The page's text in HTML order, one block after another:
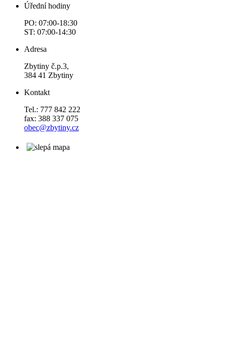
Úřední hodiny
PO: 07:00-18:30
ST: 07:00-14:30
Adresa
Zbytiny č.p.3,
384 41 Zbytiny
Kontakt
Tel.: 777 842 222
fax: 388 337 075
obec@zbytiny.cz